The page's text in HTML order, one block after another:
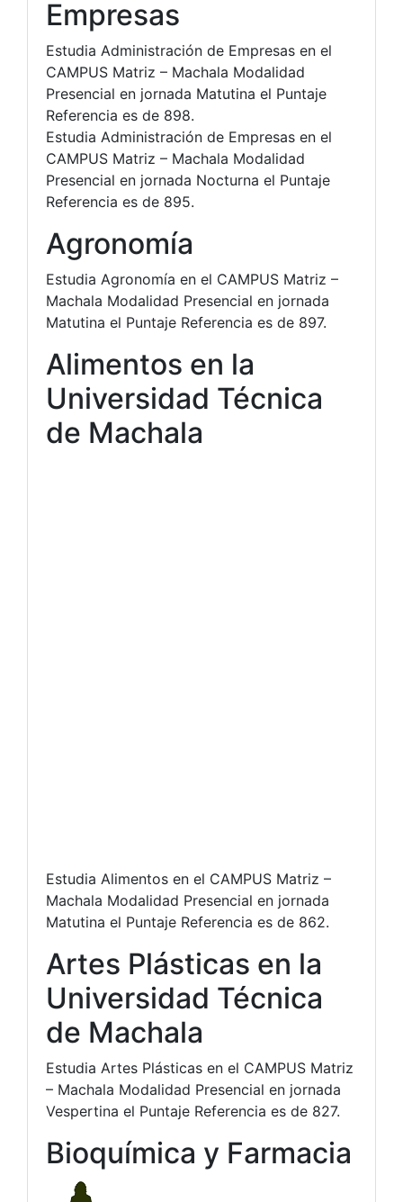
Empresas
Estudia Administración de Empresas en el
CAMPUS Matriz – Machala Modalidad
Presencial en jornada Matutina el Puntaje
Referencia es de 898.
Estudia Administración de Empresas en el
CAMPUS Matriz – Machala Modalidad
Presencial en jornada Nocturna el Puntaje
Referencia es de 895.
Agronomía
Estudia Agronomía en el CAMPUS Matriz –
Machala Modalidad Presencial en jornada
Matutina el Puntaje Referencia es de 897.
Alimentos en la
Universidad Técnica
de Machala
Estudia Alimentos en el CAMPUS Matriz –
Machala Modalidad Presencial en jornada
Matutina el Puntaje Referencia es de 862.
Artes Plásticas en la
Universidad Técnica
de Machala
Estudia Artes Plásticas en el CAMPUS Matriz
– Machala Modalidad Presencial en jornada
Vespertina el Puntaje Referencia es de 827.
Bioquímica y Farmacia